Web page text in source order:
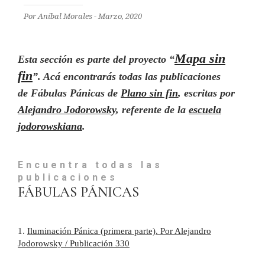
Por Aníbal Morales - Marzo, 2020
Esta sección es parte del proyecto “Mapa sin
fin”. Acá encontrarás todas las publicaciones
de Fábulas Pánicas de Plano sin fin, escritas por
Alejandro Jodorowsky, referente de la escuela
jodorowskiana.
Encuentra todas las
publicaciones
FÁBULAS PÁNICAS
1. Iluminación Pánica (primera parte). Por Alejandro
Jodorowsky / Publicación 330